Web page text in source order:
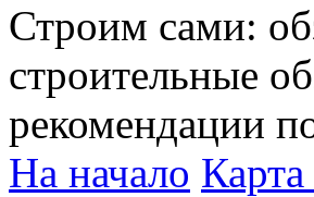
Строим сами:
строительные
рекомендации
На начало Карта